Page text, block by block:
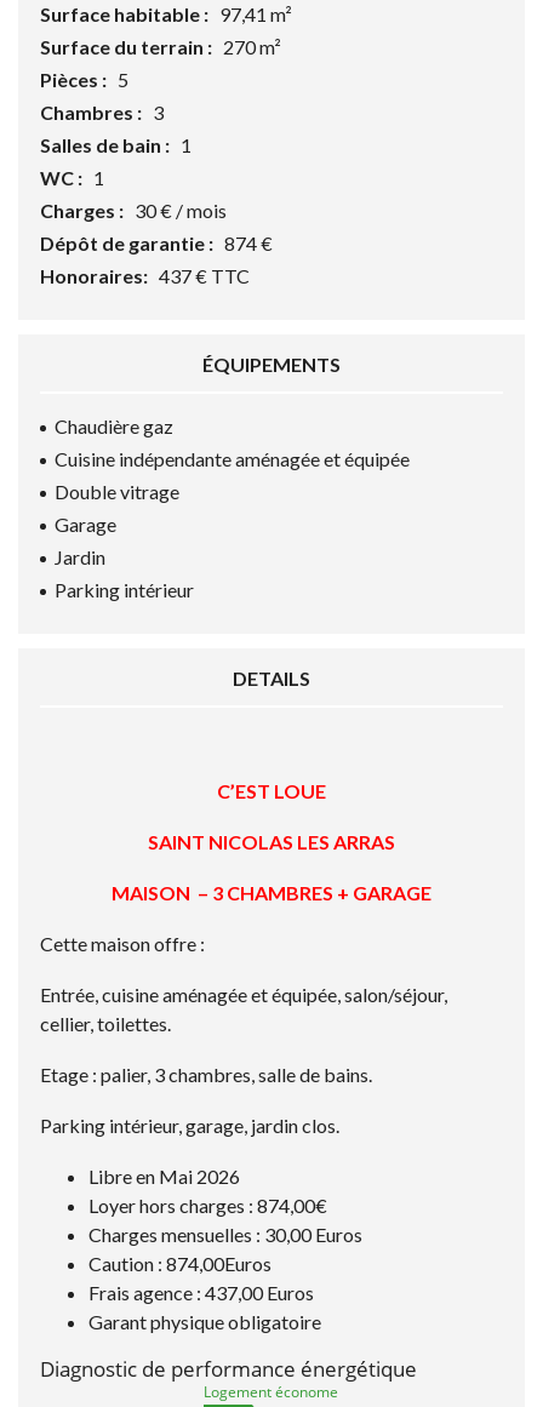
Surface habitable : 97,41 m²
Surface du terrain : 270 m²
Pièces : 5
Chambres : 3
Salles de bain : 1
WC : 1
Charges : 30 € / mois
Dépôt de garantie : 874 €
Honoraires: 437 € TTC
ÉQUIPEMENTS
Chaudière gaz
Cuisine indépendante aménagée et équipée
Double vitrage
Garage
Jardin
Parking intérieur
DETAILS
C’EST LOUE
SAINT NICOLAS LES ARRAS
MAISON – 3 CHAMBRES + GARAGE
Cette maison offre :
Entrée, cuisine aménagée et équipée, salon/séjour,
cellier, toilettes.
Etage : palier, 3 chambres, salle de bains.
Parking intérieur, garage, jardin clos.
Libre en Mai 2026
Loyer hors charges : 874,00€
Charges mensuelles : 30,00 Euros
Caution : 874,00Euros
Frais agence : 437,00 Euros
Garant physique obligatoire
Diagnostic de performance énergétique
Logement économe